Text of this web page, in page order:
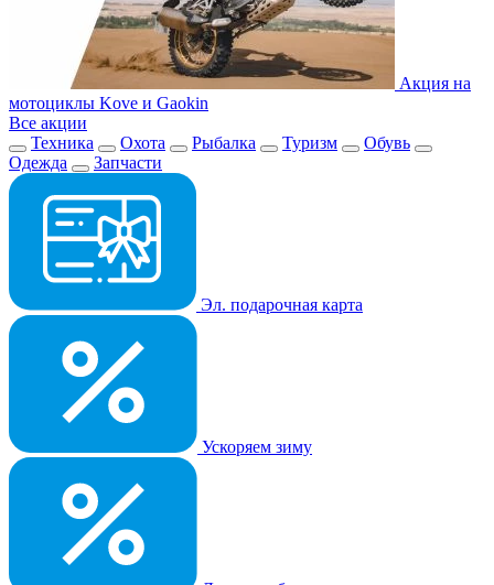
Акция на
мотоциклы Kove и Gaokin
Все акции
Техника
Охота Рыбалка Туризм
Обувь
Одежда
Запчасти
Эл. подарочная карта
Ускоряем зиму